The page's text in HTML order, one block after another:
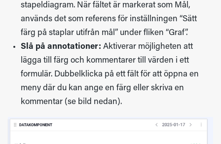
stapeldiagram. När fältet är markerat som Mål,
används det som referens för inställningen “Sätt
färg på staplar utifrån mål” under fliken “Graf”.
Slå på annotationer: Aktiverar möjligheten att
lägga till färg och kommentarer till värden i ett
formulär. Dubbelklicka på ett fält för att öppna en
meny där du kan ange en färg eller skriva en
kommentar (se bild nedan).